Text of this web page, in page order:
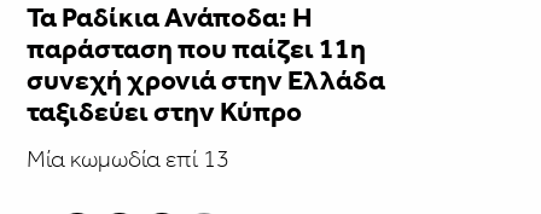
Τα Ραδίκια Ανάποδα: Η
παράσταση που παίζει 11η
συνεχή χρονιά στην Ελλάδα
ταξιδεύει στην Κύπρο
Μία κωμωδία επί 13